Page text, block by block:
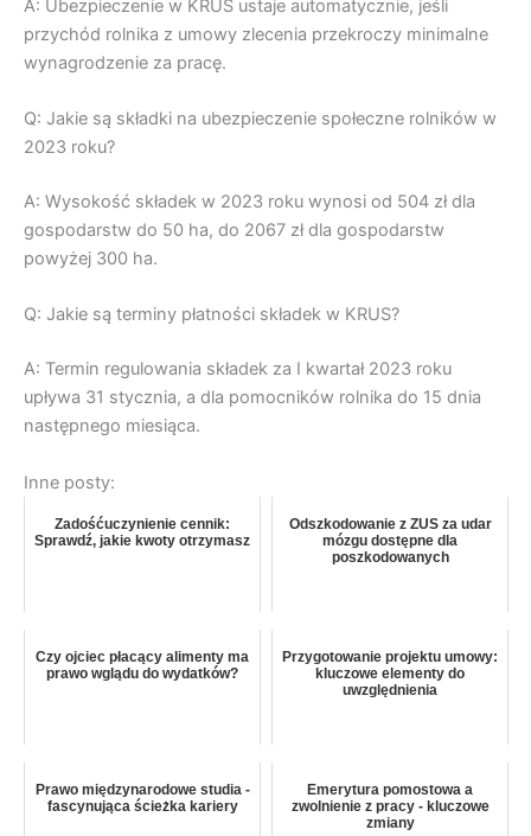
A: Ubezpieczenie w KRUS ustaje automatycznie, jeśli
przychód rolnika z umowy zlecenia przekroczy minimalne
wynagrodzenie za pracę.
Q: Jakie są składki na ubezpieczenie społeczne rolników w
2023 roku?
A: Wysokość składek w 2023 roku wynosi od 504 zł dla
gospodarstw do 50 ha, do 2067 zł dla gospodarstw
powyżej 300 ha.
Q: Jakie są terminy płatności składek w KRUS?
A: Termin regulowania składek za I kwartał 2023 roku
upływa 31 stycznia, a dla pomocników rolnika do 15 dnia
następnego miesiąca.
Inne posty:
Zadośćuczynienie cennik:
Sprawdź, jakie kwoty otrzymasz
Odszkodowanie z ZUS za udar
mózgu dostępne dla
poszkodowanych
Czy ojciec płacący alimenty ma
prawo wglądu do wydatków?
Przygotowanie projektu umowy:
kluczowe elementy do
uwzględnienia
Prawo międzynarodowe studia -
fascynująca ścieżka kariery
Emerytura pomostowa a
zwolnienie z pracy - kluczowe
zmiany